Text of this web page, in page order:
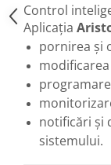
Control
Aplicația
pornirea și
notificări și
sistemului.